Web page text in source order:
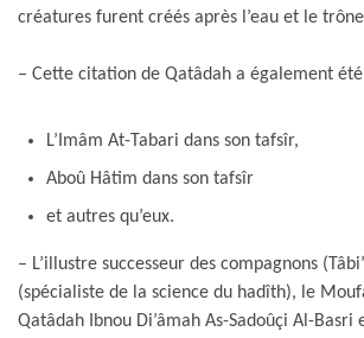
créatures furent créés après l’eau et le
– Cette citation de Qatâdah a également
L’Imâm At-Tabari dans son tafsîr,
Aboû Hâtim dans son tafsîr
et autres qu’eux.
– L’illustre successeur des compagnons
(spécialiste de la science du hadîth), le
Qatâdah Ibnou Di’âmah As-Sadoûçi Al-Basri